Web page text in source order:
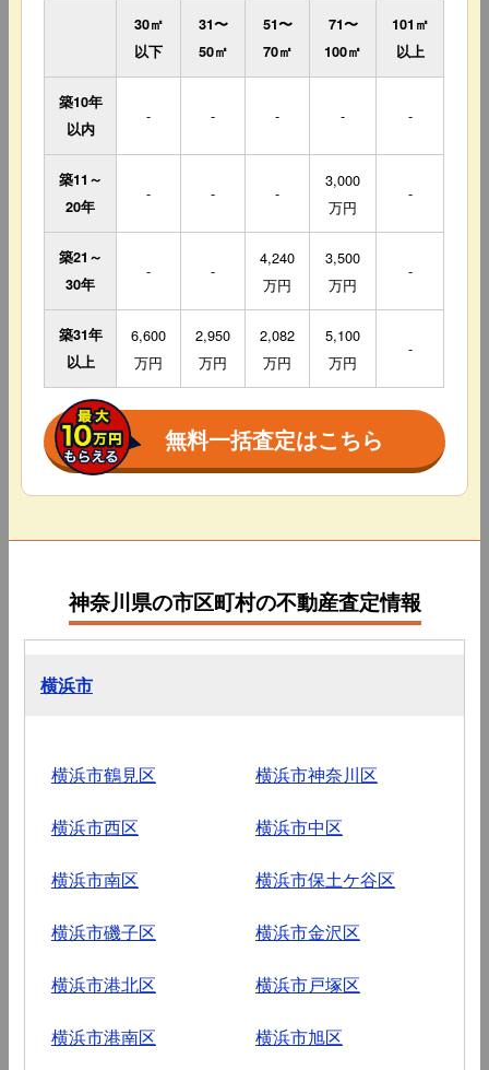
30㎡
以下
31〜
50㎡
51〜
70㎡
71〜
100㎡
101㎡
以上
築10年
以内
- - - - -
築11～
20年
- - -
3,000
万円
-
築21～
30年
- -
4,240
万円
3,500
万円
-
築31年
以上
6,600
万円
2,950
万円
2,082
万円
5,100
万円
-
無料一括査定はこちら
神奈川県の市区町村の不動産査定情報
横浜市
横浜市鶴見区 横浜市神奈川区
横浜市西区 横浜市中区
横浜市南区 横浜市保土ケ谷区
横浜市磯子区 横浜市金沢区
横浜市港北区 横浜市戸塚区
横浜市港南区 横浜市旭区